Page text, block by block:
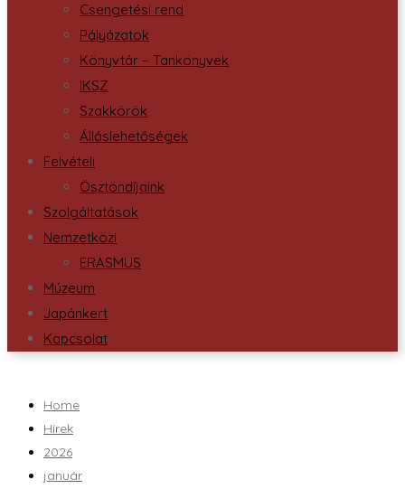
Csengetési rend
Pályázatok
Könyvtár – Tankönyvek
IKSZ
Szakkörök
Álláslehetőségek
Felvételi
Ösztöndíjaink
Szolgáltatások
Nemzetközi
ERASMUS
Múzeum
Japánkert
Kapcsolat
Home
Hírek
2026
január